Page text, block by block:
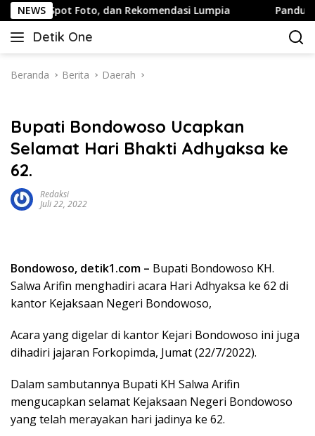
Langsung
ke
konten
NEWS
Foto, dan Rekomendasi Lumpia Panduan Wisata
Detik One
Tajam
Fakta
Beranda Berita Daerah
Bupati Bondowoso Ucapkan
Selamat Hari Bhakti Adhyaksa ke
62.
Redaksi
Juli 22, 2022
Bondowoso, detik1.com – Bupati Bondowoso KH.
Salwa Arifin menghadiri acara Hari Adhyaksa ke 62 di
kantor Kejaksaan Negeri Bondowoso,
Acara yang digelar di kantor Kejari Bondowoso ini juga
dihadiri jajaran Forkopimda, Jumat (22/7/2022).
Dalam sambutannya Bupati KH Salwa Arifin
mengucapkan selamat Kejaksaan Negeri Bondowoso
yang telah merayakan hari jadinya ke 62.